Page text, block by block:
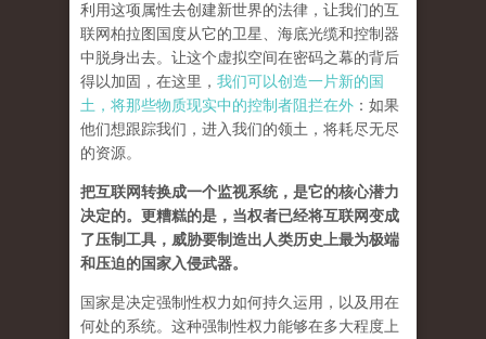
利用这项属性去创建新世界的法律，让我们的互
联网柏拉图国度从它的卫星、海底光缆和控制器
中脱身出去。让这个虚拟空间在密码之幕的背后
得以加固，在这里， 我们可以创造一片新的国
土，将那些物质现实中的控制者阻拦在外 ：如果
他们想跟踪我们，进入我们的领土，将耗尽无尽
的资源。
把互联网转换成一个监视系统，是它的核心潜力
决定的。更糟糕的是，当权者已经将互联网变成
了压制工具，威胁要制造出人类历史上最为极端
和压迫的国家入侵武器。
国家是决定强制性权力如何持久运用，以及用在
何处的系统。这种强制性权力能够在多大程度上